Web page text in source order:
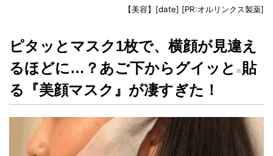
【美容】 [date] [PR:オルリンクス製薬]
ピタッとマスク1枚で、横顔が見違え
るほどに…？あご下からグイッと ※貼
る『美顔マスク』が凄すぎた！